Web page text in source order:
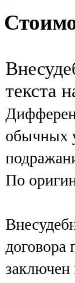
текста
обычных
По